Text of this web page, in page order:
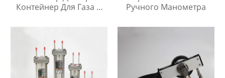
Контейнер Для Газа И
Ручного Манометра